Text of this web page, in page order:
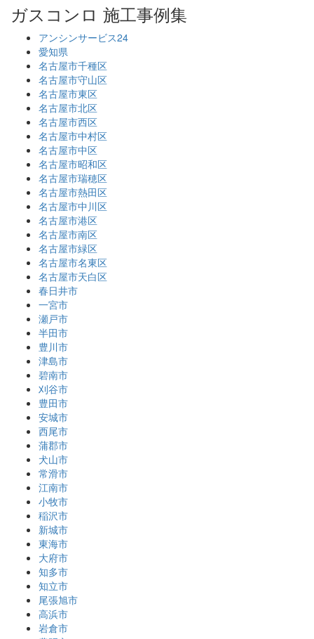
ガスコンロ 施工事例集
アンシンサービス24
愛知県
名古屋市千種区
名古屋市守山区
名古屋市東区
名古屋市北区
名古屋市西区
名古屋市中村区
名古屋市中区
名古屋市昭和区
名古屋市瑞穂区
名古屋市熱田区
名古屋市中川区
名古屋市港区
名古屋市南区
名古屋市緑区
名古屋市名東区
名古屋市天白区
春日井市
一宮市
瀬戸市
半田市
豊川市
津島市
碧南市
刈谷市
豊田市
安城市
西尾市
蒲郡市
犬山市
常滑市
江南市
小牧市
稲沢市
新城市
東海市
大府市
知多市
知立市
尾張旭市
高浜市
岩倉市